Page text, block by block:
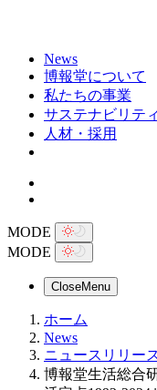
News
博報堂について
私たちの事業
サステナビリティ
人材・採用
MODE
MODE
CloseMenu
ホーム
News
ニュースリリー
博報堂生活総合